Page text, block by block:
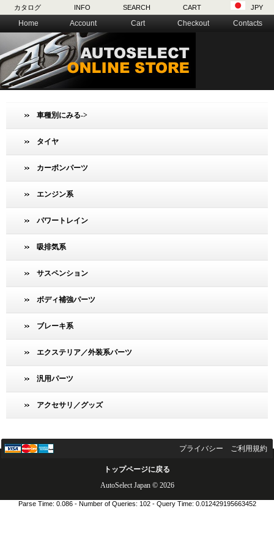
カタログ INFO SEARCH CART JPY
Home Account Cart Checkout Contacts
車種別にみる->
タイヤ
カーボンパーツ
エンジン系
パワートレイン
吸排気系
サスペンション
ボディ補強パーツ
ブレーキ系
エクステリア／外装系パーツ
汎用パーツ
アクセサリ／グッズ
プライバシー ご利用規約
トップページに戻る
AutoSelect Japan © 2026
Parse Time: 0.086 - Number of Queries: 102 - Query Time: 0.012429195663452